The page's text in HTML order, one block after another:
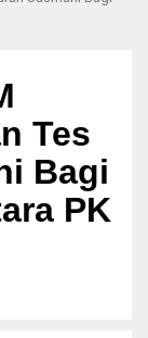
Tes
Bagi
PK